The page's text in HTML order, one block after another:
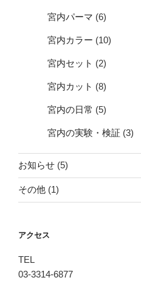
宮内パーマ (6)
宮内カラー (10)
宮内セット (2)
宮内カット (8)
宮内の日常 (5)
宮内の実験・検証 (3)
お知らせ (5)
その他 (1)
アクセス
TEL
03-3314-6877